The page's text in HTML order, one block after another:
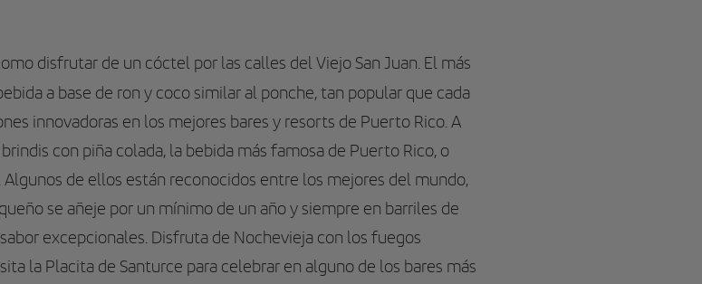
disfrutar de un cóctel por las calles del Viejo San Juan. El más
a base de ron y coco similar al ponche, tan popular que cada
innovadoras en los mejores bares y resorts de Puerto Rico. A
con piña colada, la bebida más famosa de Puerto Rico, o
de ellos están reconocidos entre los mejores del mundo,
se añeje por un mínimo de un año y siempre en barriles de
excepcionales. Disfruta de Nochevieja con los fuegos
la Placita de Santurce para celebrar en alguno de los bares más